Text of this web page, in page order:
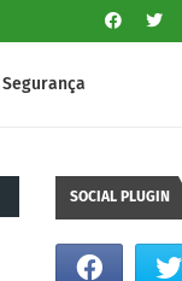
Segurança
SOCIAL PLUGIN